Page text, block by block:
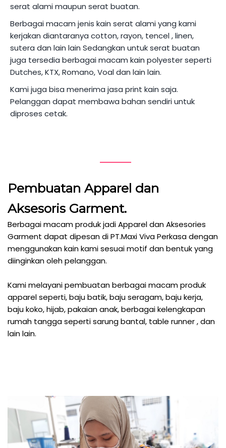
serat alami maupun serat buatan.
Berbagai macam jenis kain serat alami yang kami
kerjakan diantaranya cotton, rayon, tencel , linen,
sutera dan lain lain Sedangkan untuk serat buatan
juga tersedia berbagai macam kain polyester seperti
Dutches, KTX, Romano, Voal dan lain lain.
Kami juga bisa menerima jasa print kain saja.
Pelanggan dapat membawa bahan sendiri untuk
diproses cetak.
Pembuatan Apparel dan
Aksesoris Garment.
Berbagai macam produk jadi Apparel dan Aksesories
Garment dapat dipesan di PT.Maxi Viva Perkasa dengan
menggunakan kain kami sesuai motif dan bentuk yang
diinginkan oleh pelanggan.
Kami melayani pembuatan berbagai macam produk
apparel seperti, baju batik, baju seragam, baju kerja,
baju koko, hijab, pakaian anak, berbagai kelengkapan
rumah tangga seperti sarung bantal, table runner , dan
lain lain.